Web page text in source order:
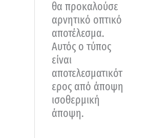
θα προκαλούσε
αρνητικό οπτικό
αποτέλεσμα.
Αυτός ο τύπος
είναι
αποτελεσματικότ
ερος από άποψη
ισοθερμική
άποψη.